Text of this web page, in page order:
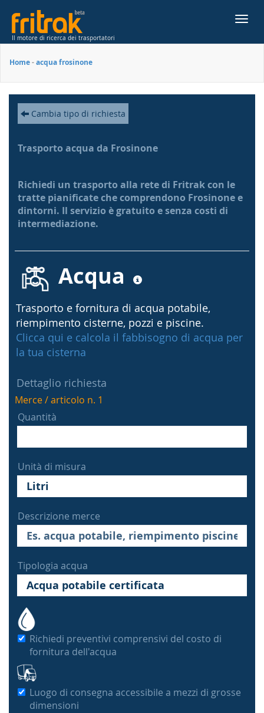
Il motore di ricerca dei trasportatori
Home-acqua frosinone
Cambia tipo di richiesta
Trasporto acqua da Frosinone
Richiedi un trasporto alla rete di Fritrak con le
tratte pianificate che comprendono Frosinone e
dintorni. Il servizio è gratuito e senza costi di
intermediazione.
Acqua
Trasporto e fornitura di acqua potabile,
riempimento cisterne, pozzi e piscine.
Clicca qui e calcola il fabbisogno di acqua per
la tua cisterna
Dettaglio richiesta
Merce / articolo n. 1
Quantità
Unità di misura
Descrizione merce
Tipologia acqua
Richiedi preventivi comprensivi del costo di
fornitura dell'acqua
Luogo di consegna accessibile a mezzi di grosse
dimensioni